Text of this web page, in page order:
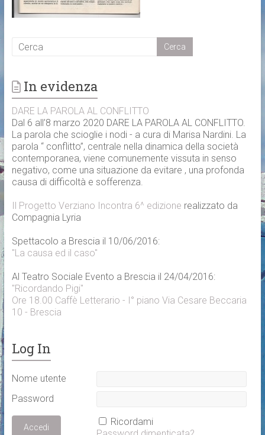
In evidenza
DARE LA PAROLA AL CONFLITTO
Dal 6 all’8 marzo 2020 DARE LA PAROLA AL CONFLITTO.
La parola che scioglie i nodi - a cura di Marisa Nardini. La
parola “ conflitto”, centrale nella dinamica della società
contemporanea, viene comunemente vissuta in senso
negativo, come una situazione da evitare , una profonda
causa di difficoltà e sofferenza.
Il Progetto Verziano Incontra 6^ edizione realizzato da
Compagnia Lyria
Spettacolo a Brescia il 10/06/2016:
"La causa ed il caso"
Al Teatro Sociale Evento a Brescia il 24/04/2016:
"Ricordando Pigi"
Ore 18.00 Caffè Letterario - I° piano Via Cesare Beccaria
10 - Brescia
Log In
Nome utente
Password
Ricordami